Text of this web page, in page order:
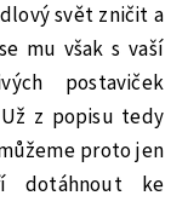
svět zničit a
mu však s vaší
postaviček
z popisu tedy
proto jen
dotáhnout ke